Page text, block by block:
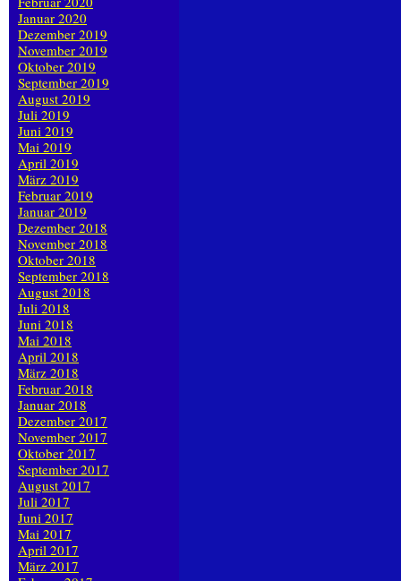
Januar 2020
Dezember 2019
November 2019
Oktober 2019
September 2019
August 2019
Juli 2019
Juni 2019
Mai 2019
April 2019
März 2019
Februar 2019
Januar 2019
Dezember 2018
November 2018
Oktober 2018
September 2018
August 2018
Juli 2018
Juni 2018
Mai 2018
April 2018
März 2018
Februar 2018
Januar 2018
Dezember 2017
November 2017
Oktober 2017
September 2017
August 2017
Juli 2017
Juni 2017
Mai 2017
April 2017
März 2017